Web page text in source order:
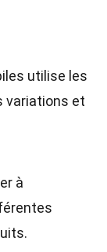
utilise les
variations et
à